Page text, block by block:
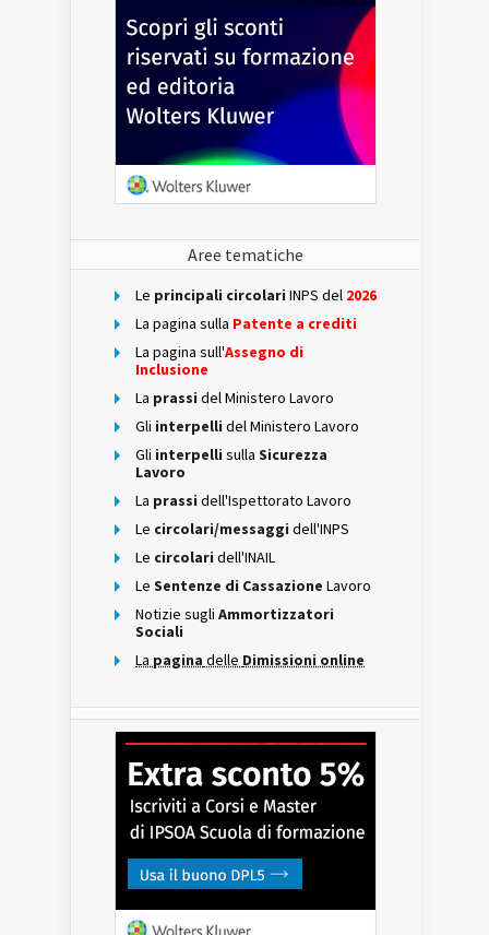
Aree tematiche
Le principali circolari INPS del 2026
La pagina sulla Patente a crediti
La pagina sull'Assegno di
Inclusione
La prassi del Ministero Lavoro
Gli interpelli del Ministero Lavoro
Gli interpelli sulla Sicurezza
Lavoro
La prassi dell'Ispettorato Lavoro
Le circolari/messaggi dell'INPS
Le circolari dell'INAIL
Le Sentenze di Cassazione Lavoro
Notizie sugli Ammortizzatori
Sociali
La pagina delle Dimissioni online